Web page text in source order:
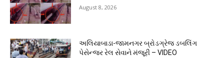
August 8, 2026
અલિયાબાડા-જામનગર બ્રોડગ્રેજ ડબલિંગ
પેસેન્જર રેલ સેવાને મંજૂરી – VIDEO